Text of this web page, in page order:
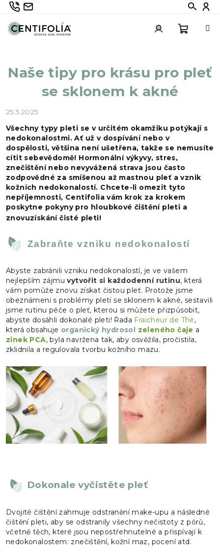
Přejít
obsah
735 336 882
info@centifolia.cz Hledat
košík
Naše tipy pro krásu pro pleť
se sklonem k akné
25.3.2025
Všechny typy pleti se v určitém okamžiku potýkají s
nedokonalostmi. Ať už v dospívání nebo v
dospělosti, většina není ušetřena, takže se nemusíte
cítit sebevědomě! Hormonální výkyvy, stres,
znečištění nebo nevyvážená strava jsou často
zodpovědné za smíšenou až mastnou pleť a vznik
kožních nedokonalostí. Chcete-li omezit tyto
nepříjemnosti, Centifolia vám krok za krokem
poskytne pokyny pro hloubkové čištění pleti a
znovuzískání čisté pleti!
Zabraňte vzniku nedokonalostí
Abyste zabránili vzniku nedokonalostí, je ve vašem
nejlepším zájmuvytvořit si každodenní rutinu, která
vám pomůže znovu získat čistou pleť. Protože jsme
obeznámeni s problémy pleti se sklonem k akné, sestavili
jsme rutinu péče o pleť, kterou si můžete přizpůsobit,
abyste dosáhli dokonalé pleti! Řada Fraicheur de Thé,
která obsahuje organický hydrosol zeleného čaje a
zinek PCA, byla navržena tak, aby osvěžila, pročistila,
zklidnila a regulovala tvorbu kožního mazu.
Dokonale vyčistěte pleť
Dvojité čištění zahrnuje odstranění make-upu a následné
čištění pleti, aby se odstranily všechny nečistoty z pórů,
včetně těch, které jsou nepostřehnutelné a přispívají k
nedokonalostem: znečištění, kožní maz, pocení atd.